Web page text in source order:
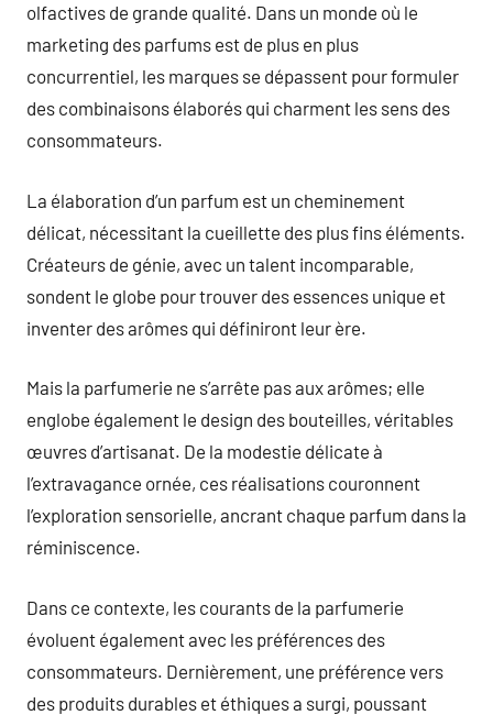
olfactives de grande qualité. Dans un monde où le
marketing des parfums est de plus en plus
concurrentiel, les marques se dépassent pour formuler
des combinaisons élaborés qui charment les sens des
consommateurs.
La élaboration d’un parfum est un cheminement
délicat, nécessitant la cueillette des plus fins éléments.
Créateurs de génie, avec un talent incomparable,
sondent le globe pour trouver des essences unique et
inventer des arômes qui définiront leur ère.
Mais la parfumerie ne s’arrête pas aux arômes; elle
englobe également le design des bouteilles, véritables
œuvres d’artisanat. De la modestie délicate à
l’extravagance ornée, ces réalisations couronnent
l’exploration sensorielle, ancrant chaque parfum dans la
réminiscence.
Dans ce contexte, les courants de la parfumerie
évoluent également avec les préférences des
consommateurs. Dernièrement, une préférence vers
des produits durables et éthiques a surgi, poussant